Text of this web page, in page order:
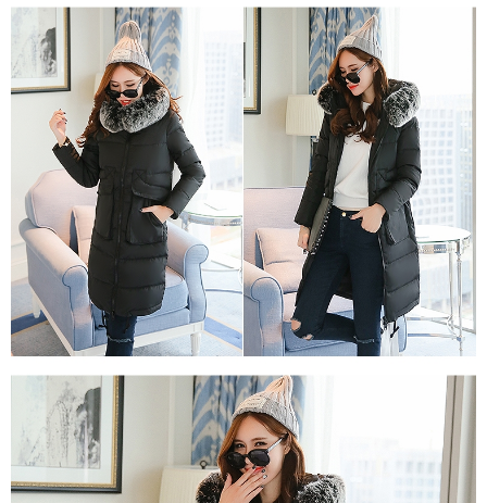
４．使用「AFTEE先享後付」時，將依據個別帳號之用戶狀況，依本公司即
時審查核予不同之上限額度；若仍有額度不足之情形，本公司將視審查結果
請求用戶進行身份認證。
５．嚴禁一人註冊多個帳號或使用他人資訊註冊。若發現惡意使用之情形，
恩沛科技股份有限公司將有權停止該用戶之使用額度並採取法律行動。